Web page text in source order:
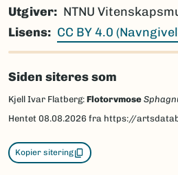
Utgiver
NTNU
Lisens
CC BY 4.0
Siden siteres som
Kjell Ivar Flatberg: Flotorvmose
Hentet 08.08.2026 fra https://
Kopier sitering